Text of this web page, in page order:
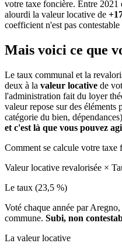
votre taxe foncière. Entre
alourdi la valeur locative de
coefficient n'est pas
Mais voici ce que
Le taux communal et la
deux à la valeur locative de
l'administration fait du loyer
valeur repose sur des éléments
catégorie du bien,
et c'est là que vous pouvez
Comment se calcule votre taxe
Valeur locative revalorisée ×
Le taux (23,5 %)
Voté chaque année par
commune. Subi, non
La valeur locative